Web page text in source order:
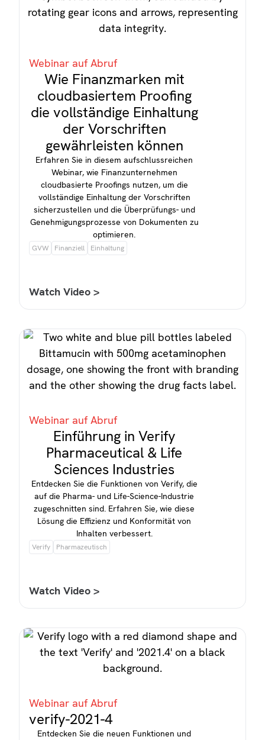
Webinar auf Abruf
Wie Finanzmarken mit
cloudbasiertem Proofing
die vollständige Einhaltung
der Vorschriften
gewährleisten können
Erfahren Sie in diesem aufschlussreichen
Webinar, wie Finanzunternehmen
cloudbasierte Proofings nutzen, um die
vollständige Einhaltung der Vorschriften
sicherzustellen und die Überprüfungs- und
Genehmigungsprozesse von Dokumenten zu
optimieren.
GVW Finanziell Einhaltung
Watch Video >
Webinar auf Abruf
Einführung in Verify
Pharmaceutical & Life
Sciences Industries
Entdecken Sie die Funktionen von Verify, die
auf die Pharma- und Life-Science-Industrie
zugeschnitten sind. Erfahren Sie, wie diese
Lösung die Effizienz und Konformität von
Inhalten verbessert.
Verify Pharmazeutisch
Watch Video >
Webinar auf Abruf
verify-2021-4
Entdecken Sie die neuen Funktionen und